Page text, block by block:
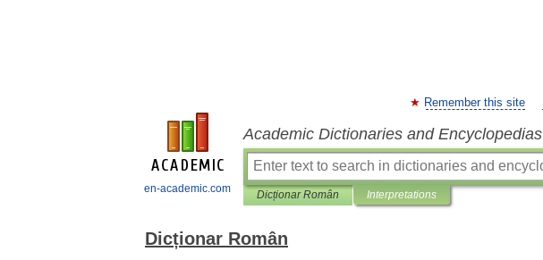
en-academic.com
Remember this site
Academic Dictionaries and Encyclopedias
Dicționar Român Interpretations
Dicționar Român